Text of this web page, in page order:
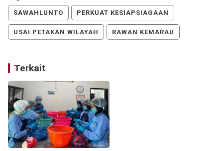
SAWAHLUNTO PERKUAT KESIAPSIAGAAN
USAI PETAKAN WILAYAH RAWAN KEMARAU
Terkait